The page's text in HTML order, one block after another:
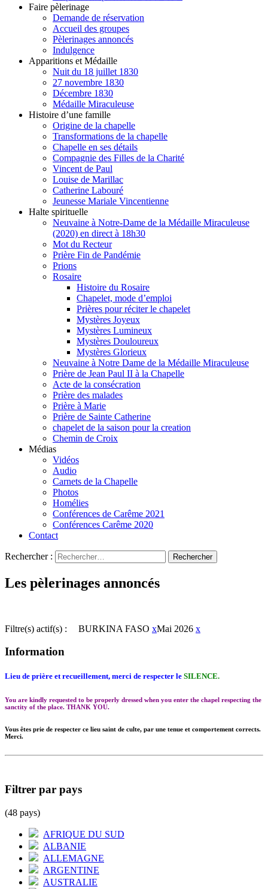
Faire pèlerinage
Demande de réservation
Accueil des groupes
Pèlerinages annoncés
Indulgence
Apparitions et Médaille
Nuit du 18 juillet 1830
27 novembre 1830
Décembre 1830
Médaille Miraculeuse
Histoire d’une famille
Origine de la chapelle
Transformations de la chapelle
Chapelle en ses détails
Compagnie des Filles de la Charité
Vincent de Paul
Louise de Marillac
Catherine Labouré
Jeunesse Mariale Vincentienne
Halte spirituelle
Neuvaine à Notre-Dame de la Médaille Miraculeuse
(2020) en direct à 18h30
Mot du Recteur
Prière Fin de Pandémie
Prions
Rosaire
Histoire du Rosaire
Chapelet, mode d’emploi
Prières pour réciter le chapelet
Mystères Joyeux
Mystères Lumineux
Mystères Douloureux
Mystères Glorieux
Neuvaine à Notre Dame de la Médaille Miraculeuse
Prière de Jean Paul II à la Chapelle
Acte de la consécration
Prière des malades
Prière à Marie
Prière de Sainte Catherine
chapelet de la saison pour la creation
Chemin de Croix
Médias
Vidéos
Audio
Carnets de la Chapelle
Photos
Homélies
Conférences de Carême 2021
Conférences Carême 2020
Contact
Rechercher :
Les pèlerinages annoncés
Filtre(s) actif(s) : BURKINA FASO xMai 2026 x
Information
Lieu de prière et recueillement, merci de respecter le SILENCE.
You are kindly requested to be properly dressed when you enter the chapel respecting the
sanctity of the place. THANK YOU.
Vous êtes prie de respecter ce lieu saint de culte, par une tenue et comportement corrects.
Merci.
Filtrer par pays
(48 pays)
AFRIQUE DU SUD
ALBANIE
ALLEMAGNE
ARGENTINE
AUSTRALIE